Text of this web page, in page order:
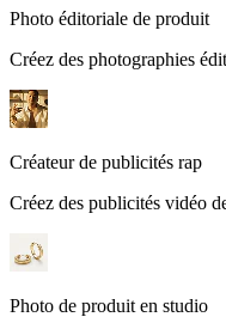
Photo éditoriale de produit
Créez des photographies
Créateur de publicités rap
Créez des publicités vidéo
Photo de produit en studio